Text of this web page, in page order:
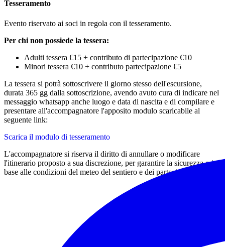
Tesseramento
Evento riservato ai soci in regola con il tesseramento.
Per chi non possiede la tessera:
Adulti tessera €15 + contributo di partecipazione €10
Minori tessera €10 + contributo partecipazione €5
La tessera si potrà sottoscrivere il giorno stesso dell'escursione,
durata 365 gg dalla sottoscrizione, avendo avuto cura di indicare nel
messaggio whatsapp anche luogo e data di nascita e di compilare e
presentare all'accompagnatore l'apposito modulo scaricabile al
seguente link:
Scarica il modulo di tesseramento
L'accompagnatore si riserva il diritto di annullare o modificare
l'itinerario proposto a sua discrezione, per garantire la sicurezza o in
base alle condizioni del meteo del sentiero e dei partecipanti.